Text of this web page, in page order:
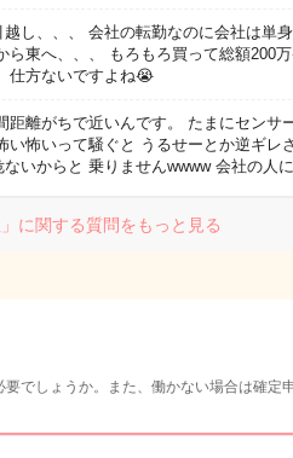
し、、、 会社の転勤なのに会社は単
ら東へ、、、 もろもろ買って総額200
仕方ないですよね😭
距離がちで近いんです。 たまにセンサ
い怖いって騒ぐと うるせーとか逆ギレ
いからと 乗りませんwwww 会社の人
」に関する質問をもっと見る
でしょうか。また、働かない場合は確定